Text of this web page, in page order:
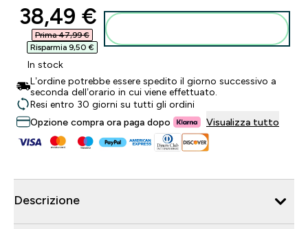
discounted price
38,49 €‎
Prima 47,99 €‎
Risparmia 9,50 €‎
In stock
L’ordine potrebbe essere spedito il giorno successivo a
seconda dell’orario in cui viene effettuato.
Resi entro 30 giorni su tutti gli ordini
Opzione compra ora paga dopo
Visualizza tutto
Descrizione